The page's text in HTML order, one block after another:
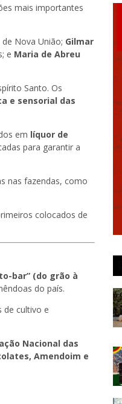
mais importantes
de Nova União; Gilmar
e Maria de Abreu
Santo. Os
e sensorial das
em líquor de
para garantir a
nas fazendas, como
colocados de
bar” (do grão à
do país.
de cultivo e
Nacional das
Amendoim e